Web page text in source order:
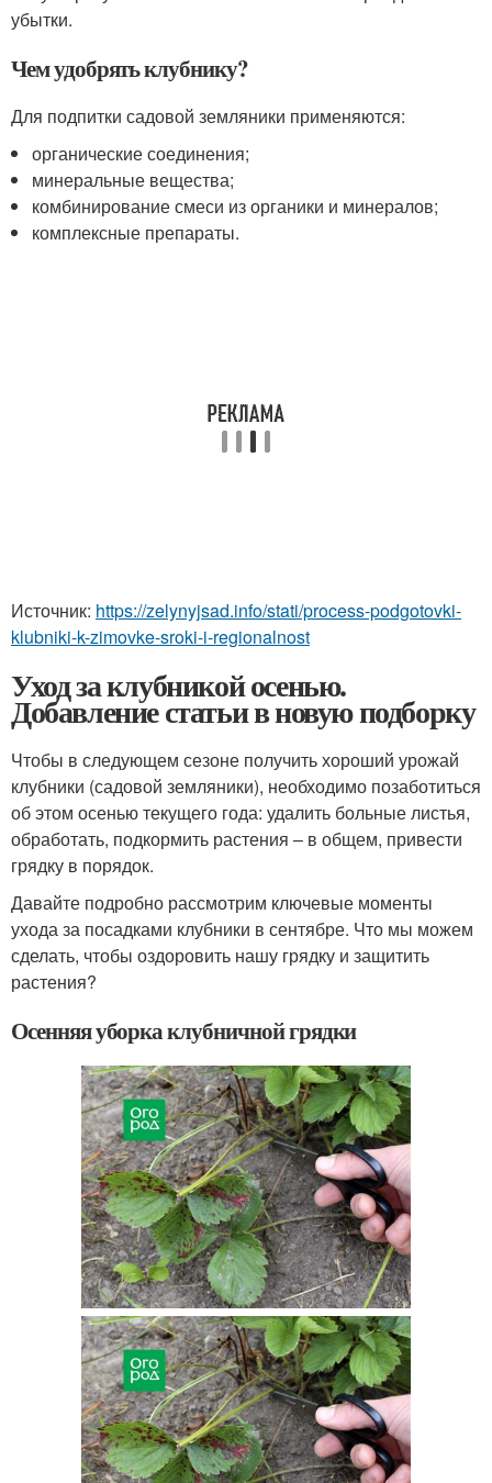
убытки.
Чем удобрять клубнику?
Для подпитки садовой земляники применяются:
органические соединения;
минеральные вещества;
комбинирование смеси из органики и минералов;
комплексные препараты.
Источник: https://zelynyjsad.info/stati/process-podgotovki-
klubniki-k-zimovke-sroki-i-regionalnost
Уход за клубникой осенью.
Добавление статьи в новую подборку
Чтобы в следующем сезоне получить хороший урожай
клубники (садовой земляники), необходимо позаботиться
об этом осенью текущего года: удалить больные листья,
обработать, подкормить растения – в общем, привести
грядку в порядок.
Давайте подробно рассмотрим ключевые моменты
ухода за посадками клубники в сентябре. Что мы можем
сделать, чтобы оздоровить нашу грядку и защитить
растения?
Осенняя уборка клубничной грядки